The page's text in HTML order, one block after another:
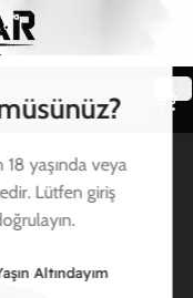
yaşında veya
Lütfen giriş
Altındayım